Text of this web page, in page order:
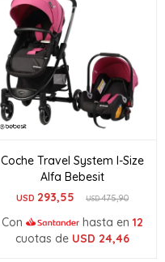
Coche Travel System I-Size
Alfa Bebesit
USD 293,55 USD475,90
Con hasta en 12
cuotas de USD 24,46